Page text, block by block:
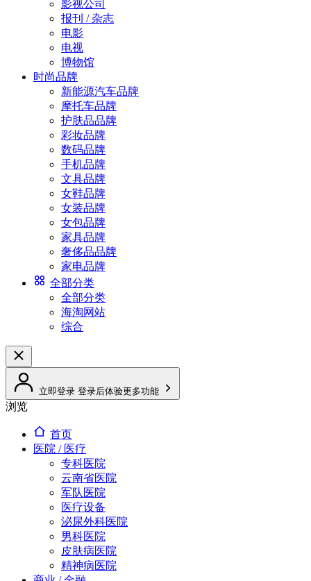
影视公司
报刊 / 杂志
电影
电视
博物馆
时尚品牌
新能源汽车品牌
摩托车品牌
护肤品品牌
彩妆品牌
数码品牌
手机品牌
文具品牌
女鞋品牌
女装品牌
女包品牌
家具品牌
奢侈品品牌
家电品牌
全部分类
全部分类
海淘网站
综合
立即登录 登录后体验更多功能
浏览
首页
医院 / 医疗
专科医院
云南省医院
军队医院
医疗设备
泌尿外科医院
男科医院
皮肤病医院
精神病医院